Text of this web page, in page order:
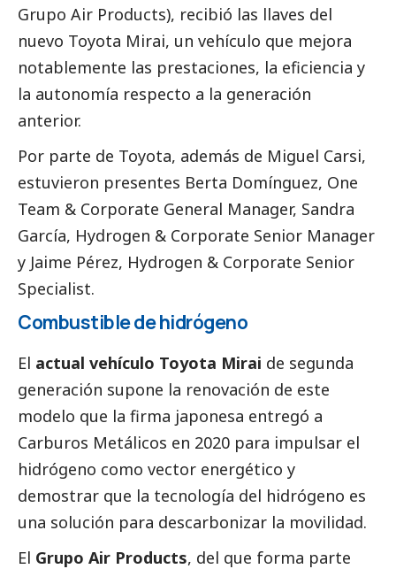
Grupo Air Products), recibió las llaves del
nuevo Toyota Mirai, un vehículo que mejora
notablemente las prestaciones, la eficiencia y
la autonomía respecto a la generación
anterior.
Por parte de Toyota, además de Miguel Carsi,
estuvieron presentes Berta Domínguez, One
Team & Corporate General Manager, Sandra
García, Hydrogen & Corporate Senior Manager
y Jaime Pérez, Hydrogen & Corporate Senior
Specialist.
Combustible de hidrógeno
El actual vehículo Toyota Mirai de segunda
generación supone la renovación de este
modelo que la firma japonesa entregó a
Carburos Metálicos en 2020 para impulsar el
hidrógeno como vector energético y
demostrar que la tecnología del hidrógeno es
una solución para descarbonizar la movilidad.
El Grupo Air Products, del que forma parte